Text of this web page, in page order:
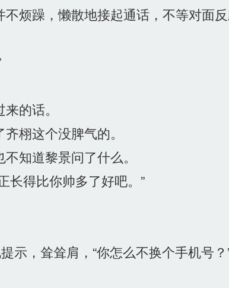
烦躁，懒散地接起通话，不等对面
的话。
栩这个没脾气的。
知道黎景问了什么。
长得比你帅多了好吧。”
示，耸耸肩，“你怎么不换个手机号？